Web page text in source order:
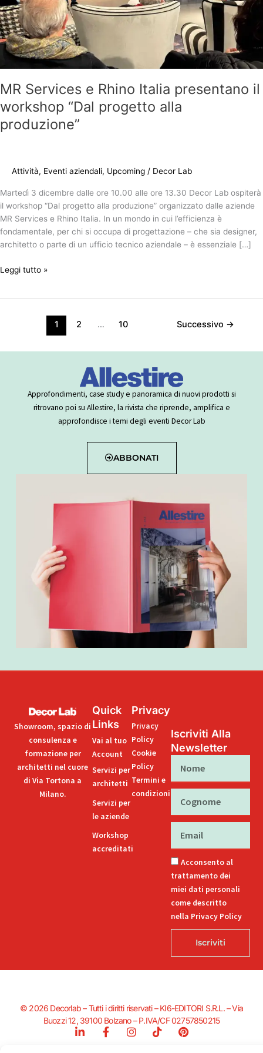
MR Services e Rhino Italia presentano il
workshop “Dal progetto alla
produzione”
Attività, Eventi aziendali, Upcoming / Decor Lab
Martedì 3 dicembre dalle ore 10.00 alle ore 13.30 Decor Lab ospiterà
il workshop “Dal progetto alla produzione” organizzato dalle aziende
MR Services e Rhino Italia. In un mondo in cui l’efficienza è
fondamentale, per chi si occupa di progettazione – che sia designer,
architetto o parte di un ufficio tecnico aziendale – è essenziale […]
alla
produzione”
Leggi tutto »
1 2 … 10 Successivo →
Approfondimenti, case study e panoramica di nuovi prodotti si
ritrovano poi su Allestire, la rivista che riprende, amplifica e
approfondisce i temi degli eventi Decor Lab
ABBONATI
Showroom, spazio di
consulenza e
formazione per
architetti nel cuore
di Via Tortona a
Milano.
Quick
Links
Vai al tuo
Account
Servizi per
architetti
Servizi per
le aziende
Workshop
accreditati
Privacy
Privacy
Policy
Cookie
Policy
Termini e
condizioni
Iscriviti Alla
Newsletter
Acconsento al
trattamento dei
miei dati personali
come descritto
nella Privacy Policy
Iscriviti
© 2026 Decorlab – Tutti i diritti riservati – KI6-EDITORI S.R.L. – Via
Buozzi 12, 39100 Bolzano – P.IVA/CF 02757850215
L
F
a
I
n
T
i
P
i